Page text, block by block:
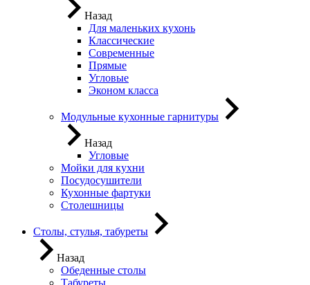
Назад
Для маленьких кухонь
Классические
Современные
Прямые
Угловые
Эконом класса
Модульные кухонные гарнитуры
Назад
Угловые
Мойки для кухни
Посудосушители
Кухонные фартуки
Столешницы
Столы, стулья, табуреты
Назад
Обеденные столы
Табуреты